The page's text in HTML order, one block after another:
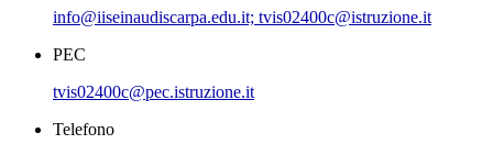
info@iiseinaudiscarpa.edu.it; tvis02400c@istruzione.it
PEC
tvis02400c@pec.istruzione.it
Telefono